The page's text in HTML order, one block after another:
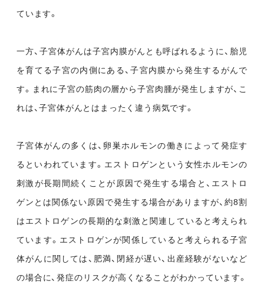
ています。
一方、子宮体がんは子宮内膜がんとも呼ばれるように、胎児
を育てる子宮の内側にある、子宮内膜から発生するがんで
す。まれに子宮の筋肉の層から子宮肉腫が発生しますが、こ
れは、子宮体がんとはまったく違う病気です。
子宮体がんの多くは、卵巣ホルモンの働きによって発症す
るといわれています。エストロゲンという女性ホルモンの
刺激が長期間続くことが原因で発生する場合と、エストロ
ゲンとは関係ない原因で発生する場合がありますが、約8割
はエストロゲンの長期的な刺激と関連していると考えられ
ています。エストロゲンが関係していると考えられる子宮
体がんに関しては、肥満、閉経が遅い、出産経験がないなど
の場合に、発症のリスクが高くなることがわかっています。